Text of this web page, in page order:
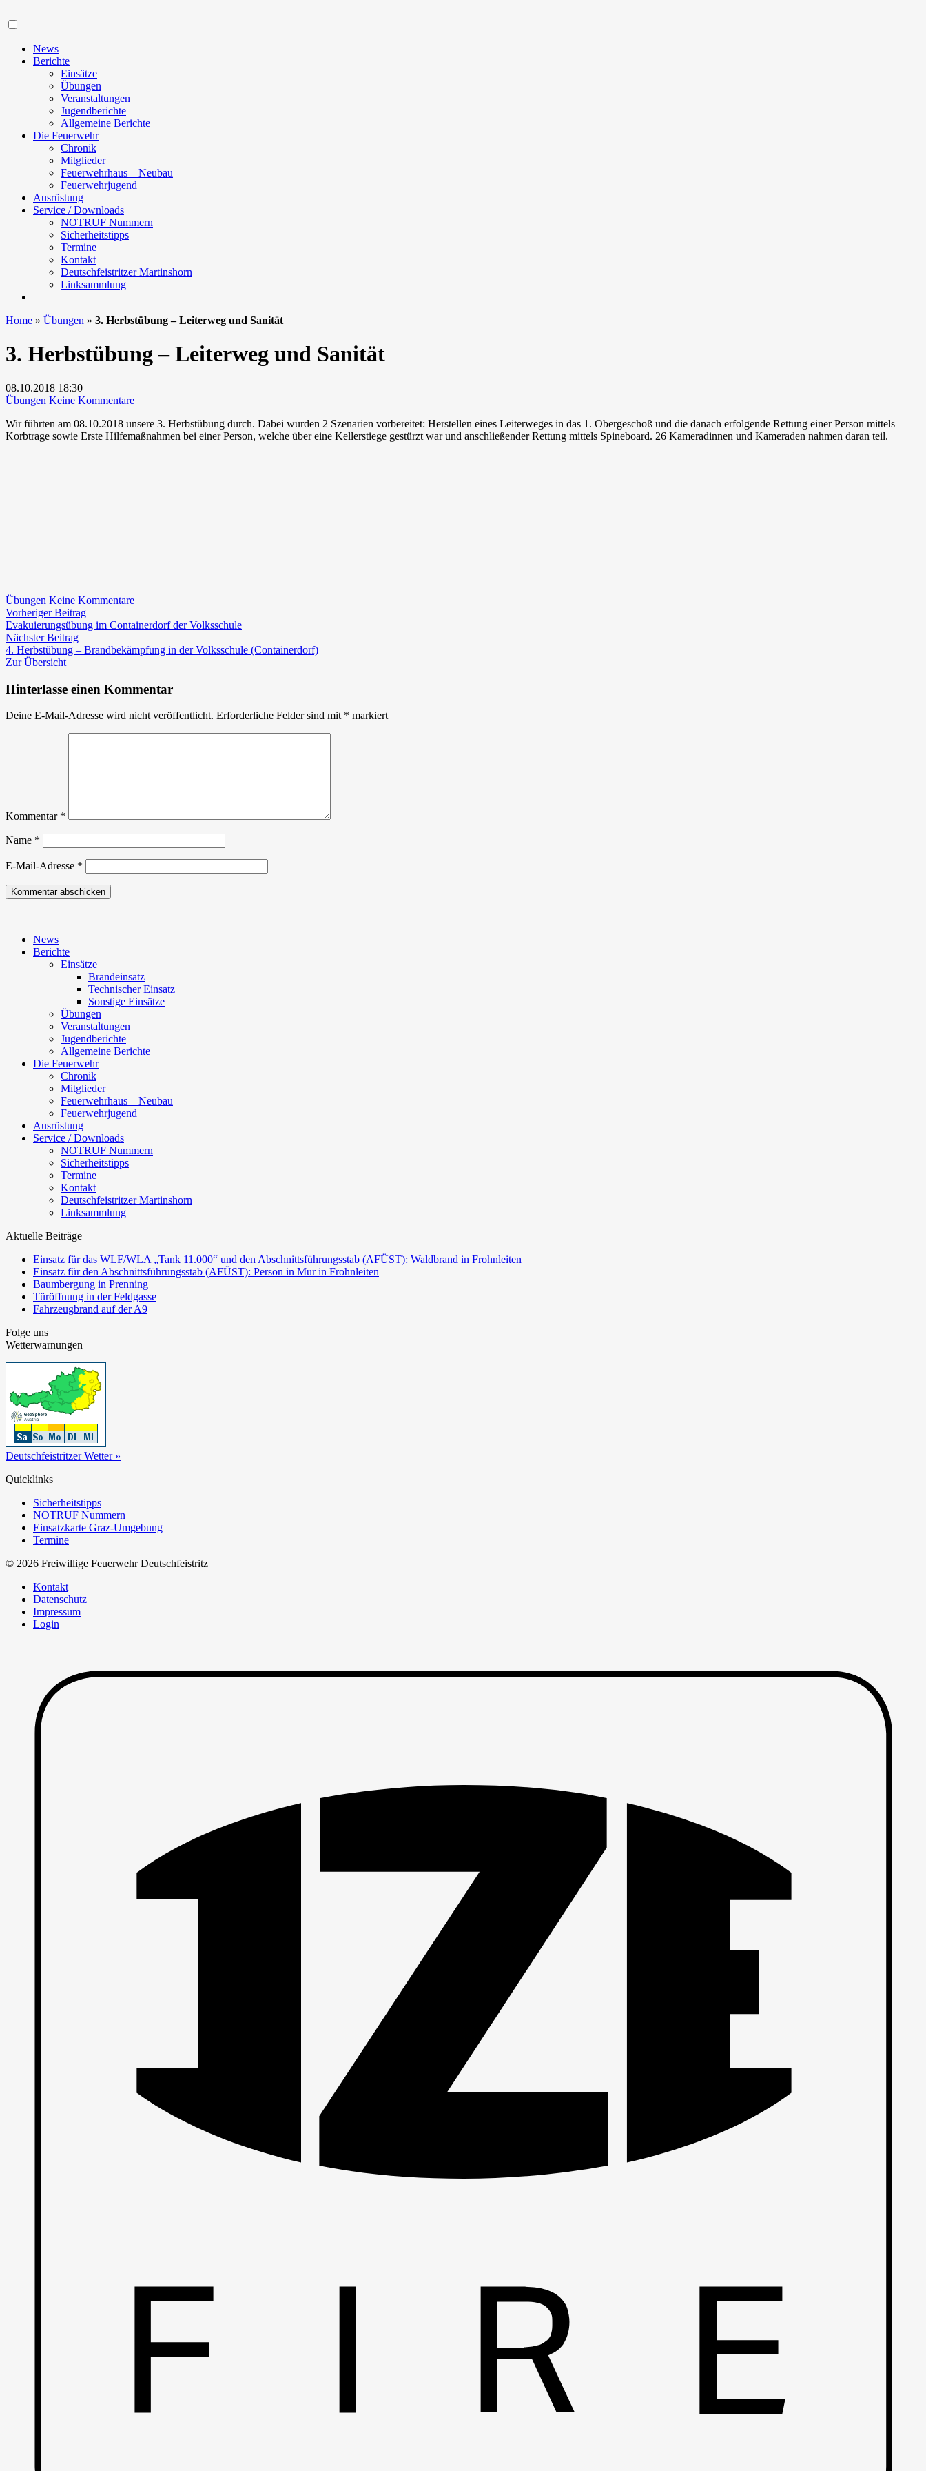
News
Berichte
Einsätze
Übungen
Veranstaltungen
Jugendberichte
Allgemeine Berichte
Die Feuerwehr
Chronik
Mitglieder
Feuerwehrhaus – Neubau
Feuerwehrjugend
Ausrüstung
Service / Downloads
NOTRUF Nummern
Sicherheitstipps
Termine
Kontakt
Deutschfeistritzer Martinshorn
Linksammlung
Home » Übungen » 3. Herbstübung – Leiterweg und Sanität
3. Herbstübung – Leiterweg und Sanität
08.10.2018 18:30
Übungen Keine Kommentarezu
Herbstübung
–
Wir führten am 08.10.2018 unsere 3. Herbstübung durch. Dabei wurden 2 Szenarien vorbereitet: Herstellen eines Leiterweges in das 1. Obergeschoß und die danach erfolgende Rettung einer Person mittels
Korbtrage sowie Erste Hilfemaßnahmen bei einer Person, welche über eine Kellerstiege gestürzt war und anschließender Rettung mittels Spineboard. 26 Kameradinnen und Kameraden nahmen daran teil.
Übungen Keine Kommentarezu
Herbstübung
Leiterweg
Beitragsnavigation
Vorheriger BeitragVorheriger
Beitrag:
Evakuierungsübung im Containerdorf der Volksschule
Nächster BeitragNächster
Beitrag:
4. Herbstübung – Brandbekämpfung in der Volksschule (Containerdorf)
Zur Übersicht
Hinterlasse einen Kommentar
Deine E-Mail-Adresse wird nicht veröffentlicht. Erforderliche Felder sind mit * markiert
Kommentar *
Name *
E-Mail-Adresse *
News
Berichte
Einsätze
Brandeinsatz
Technischer Einsatz
Sonstige Einsätze
Übungen
Veranstaltungen
Jugendberichte
Allgemeine Berichte
Die Feuerwehr
Chronik
Mitglieder
Feuerwehrhaus – Neubau
Feuerwehrjugend
Ausrüstung
Service / Downloads
NOTRUF Nummern
Sicherheitstipps
Termine
Kontakt
Deutschfeistritzer Martinshorn
Linksammlung
Aktuelle Beiträge
Einsatz für das WLF/WLA „Tank 11.000“ und den Abschnittsführungsstab (AFÜST): Waldbrand in Frohnleiten
Einsatz für den Abschnittsführungsstab (AFÜST): Person in Mur in Frohnleiten
Baumbergung in Prenning
Türöffnung in der Feldgasse
Fahrzeugbrand auf der A9
Folge uns
Wetterwarnungen
Deutschfeistritzer Wetter »
Quicklinks
Sicherheitstipps
NOTRUF Nummern
Einsatzkarte Graz-Umgebung
Termine
© 2026 Freiwillige Feuerwehr Deutschfeistritz
Kontakt
Datenschutz
Impressum
Login